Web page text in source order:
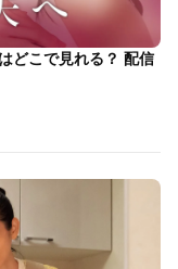
どこで見れる？ 配信